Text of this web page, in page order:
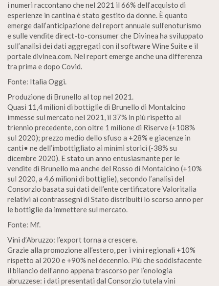
i numeri raccontano che nel 2021 il 66% dell’acquisto di
esperienze in cantina è stato gestito da donne. È quanto
emerge dall’anticipazione del report annuale sull’enoturismo
e sulle vendite direct-to-consumer che Divinea ha sviluppato
sull’analisi dei dati aggregati con il software Wine Suite e il
portale divinea.com. Nel report emerge anche una differenza
tra prima e dopo Covid.
Fonte: Italia Oggi.
Produzione di Brunello al top nel 2021.
Quasi 11,4 milioni di bottiglie di Brunello di Montalcino
immesse sul mercato nel 2021, il 37% in più rispetto al
triennio precedente, con oltre 1 milione di Riserve (+108%
sul 2020); prezzo medio dello sfuso a +28% e giacenze in
canti• ne dell’imbottigliato ai minimi storici (-38% su
dicembre 2020). E stato un anno entusiasmante per le
vendite di Brunello ma anche del Rosso di Montalcino (+10%
sul 2020, a 4,6 milioni di bottiglie), secondo l’analisi del
Consorzio basata sui dati dell’ente certificatore Valoritalia
relativi ai contrassegni di Stato distribuiti lo scorso anno per
le bottiglie da immettere sul mercato.
Fonte: Mf.
Vini d’Abruzzo: l’export torna a crescere.
Grazie alla promozione all’estero, per i vini regionali +10%
rispetto al 2020 e +90% nel decennio. Più che soddisfacente
il bilancio dell’anno appena trascorso per l’enologia
abruzzese: i dati presentati dal Consorzio tutela vini